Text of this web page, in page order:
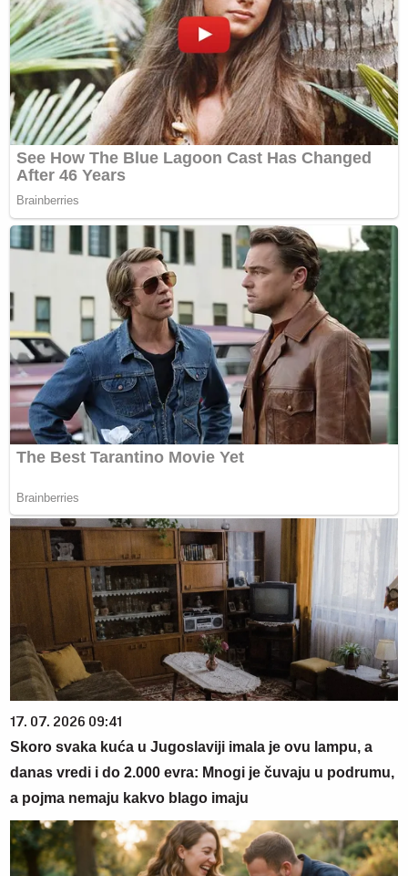
17. 07. 2026 09:41
Skoro svaka kuća u Jugoslaviji imala je ovu lampu, a
danas vredi i do 2.000 evra: Mnogi je čuvaju u podrumu,
a pojma nemaju kakvo blago imaju